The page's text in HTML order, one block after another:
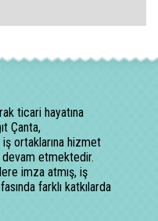
ticari hayatına
Çanta,
ortaklarına hizmet
devam etmektedir.
imza atmış, iş
farklı katkılarda